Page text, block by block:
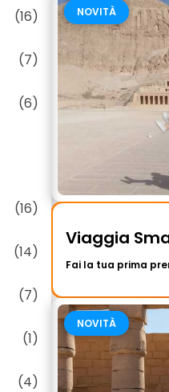
(16)
(7)
(6)
(16)
(14)
(7)
(1)
(4)
NOVITÀ
Viaggia
Fai la tua prima
NOVITÀ